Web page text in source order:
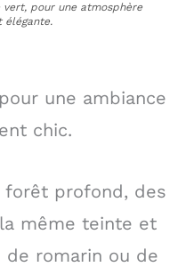
pour une atmosphère
élégante.
une ambiance
chic.
forêt profond, des
même teinte et
romarin ou de